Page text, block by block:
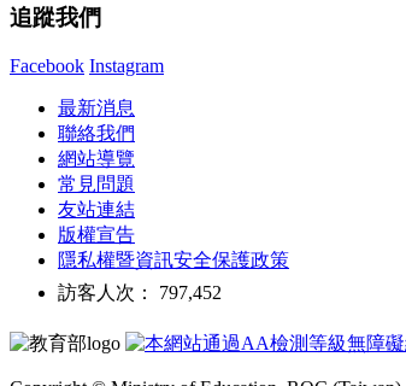
追蹤我們
Facebook Instagram
最新消息
聯絡我們
網站導覽
常見問題
友站連結
版權宣告
隱私權暨資訊安全保護政策
訪客人次： 797,452